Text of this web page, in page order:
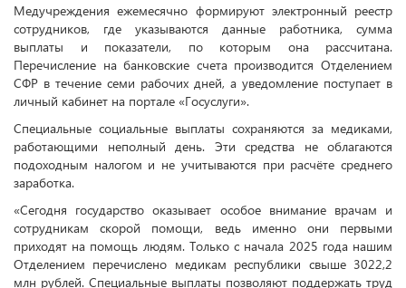
Медучреждения ежемесячно формируют электронный реестр
сотрудников, где указываются данные работника, сумма
выплаты и показатели, по которым она рассчитана.
Перечисление на банковские счета производится Отделением
СФР в течение семи рабочих дней, а уведомление поступает в
личный кабинет на портале «Госуслуги».
Специальные социальные выплаты сохраняются за медиками,
работающими неполный день. Эти средства не облагаются
подоходным налогом и не учитываются при расчёте среднего
заработка.
«Сегодня государство оказывает особое внимание врачам и
сотрудникам скорой помощи, ведь именно они первыми
приходят на помощь людям. Только с начала 2025 года нашим
Отделением перечислено медикам республики свыше 3022,2
млн рублей. Специальные выплаты позволяют поддержать труд